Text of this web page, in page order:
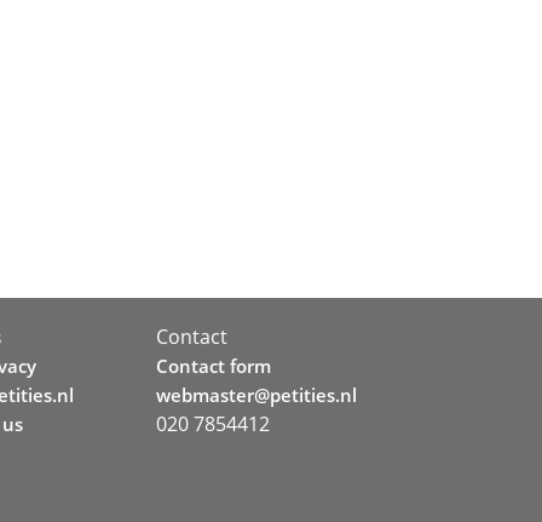
Contact
Contact form
webmaster@petities.nl
020 7854412